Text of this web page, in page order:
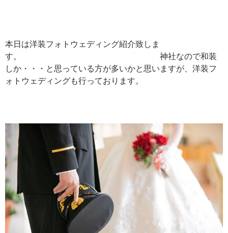
本日は洋装フォトウェディング紹介致しま
す。 神社なので和装
しか・・・と思っている方が多いかと思いますが、洋装フ
ォトウェディングも行っております。